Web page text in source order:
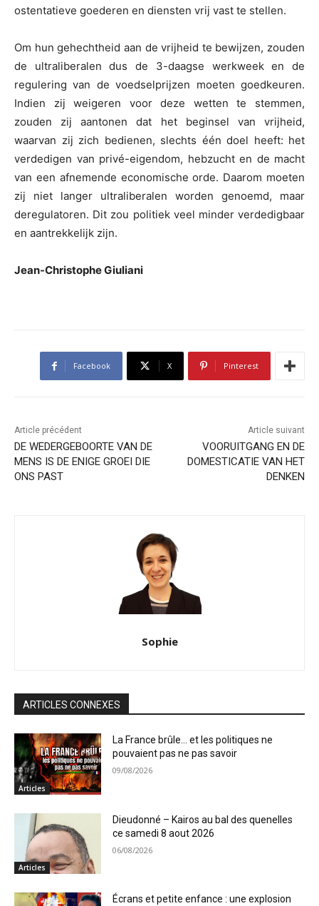
ostentatieve goederen en diensten vrij vast te stellen.
Om hun gehechtheid aan de vrijheid te bewijzen, zouden
de ultraliberalen dus de 3-daagse werkweek en de
regulering van de voedselprijzen moeten goedkeuren.
Indien zij weigeren voor deze wetten te stemmen,
zouden zij aantonen dat het beginsel van vrijheid,
waarvan zij zich bedienen, slechts één doel heeft: het
verdedigen van privé-eigendom, hebzucht en de macht
van een afnemende economische orde. Daarom moeten
zij niet langer ultraliberalen worden genoemd, maar
deregulatoren. Dit zou politiek veel minder verdedigbaar
en aantrekkelijk zijn.
Jean-Christophe Giuliani
Facebook X Pinterest
Article précédent
DE WEDERGEBOORTE VAN DE
MENS IS DE ENIGE GROEI DIE
ONS PAST
Article suivant
VOORUITGANG EN DE
DOMESTICATIE VAN HET
DENKEN
Sophie
ARTICLES CONNEXES
Articles
La France brûle… et les politiques ne
pouvaient pas ne pas savoir
09/08/2026
Articles
Dieudonné – Kairos au bal des quenelles
ce samedi 8 aout 2026
06/08/2026
Écrans et petite enfance : une explosion